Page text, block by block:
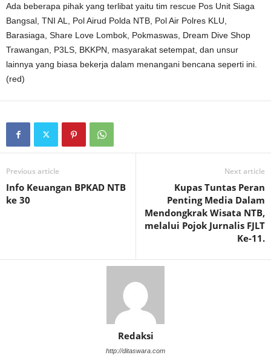
Ada beberapa pihak yang terlibat yaitu tim rescue Pos Unit Siaga
Bangsal, TNI AL, Pol Airud Polda NTB, Pol Air Polres KLU,
Barasiaga, Share Love Lombok, Pokmaswas, Dream Dive Shop
Trawangan, P3LS, BKKPN, masyarakat setempat, dan unsur
lainnya yang biasa bekerja dalam menangani bencana seperti ini.
(red)
Previous article
Info Keuangan BPKAD NTB
ke 30
Next article
Kupas Tuntas Peran
Penting Media Dalam
Mendongkrak Wisata NTB,
melalui Pojok Jurnalis FJLT
Ke-11.
Redaksi
http://ditaswara.com